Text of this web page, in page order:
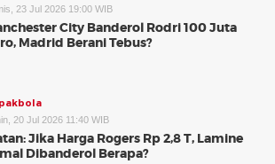
23 Jul 2026 19:00 WIB
City Banderol Rodri 100 Juta
Madrid Berani Tebus?
20 Jul 2026 11:40 WIB
Jika Harga Rogers Rp 2,8 T, Lamine
Dibanderol Berapa?